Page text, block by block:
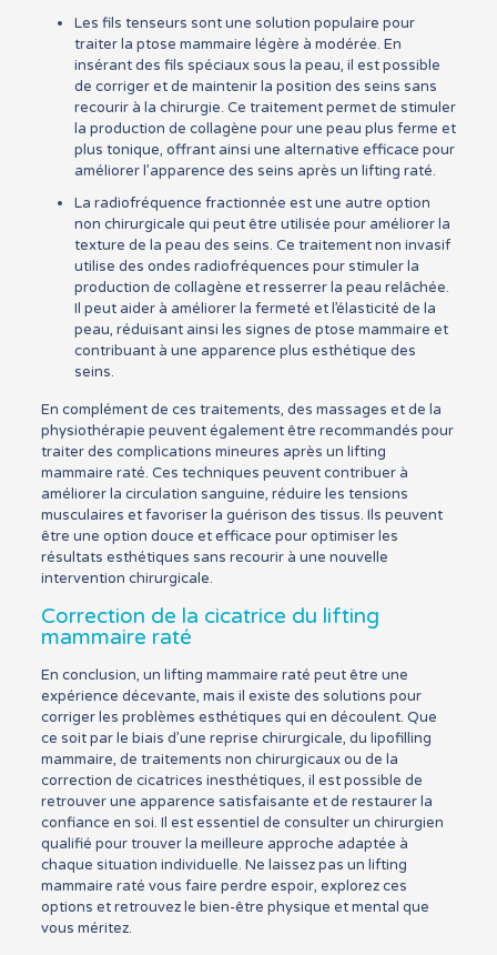
Les fils tenseurs sont une solution populaire pour
traiter la ptose mammaire légère à modérée. En
insérant des fils spéciaux sous la peau, il est possible
de corriger et de maintenir la position des seins sans
recourir à la chirurgie. Ce traitement permet de stimuler
la production de collagène pour une peau plus ferme et
plus tonique, offrant ainsi une alternative efficace pour
améliorer l’apparence des seins après un lifting raté.
La radiofréquence fractionnée est une autre option
non chirurgicale qui peut être utilisée pour améliorer la
texture de la peau des seins. Ce traitement non invasif
utilise des ondes radiofréquences pour stimuler la
production de collagène et resserrer la peau relâchée.
Il peut aider à améliorer la fermeté et l’élasticité de la
peau, réduisant ainsi les signes de ptose mammaire et
contribuant à une apparence plus esthétique des
seins.
En complément de ces traitements, des massages et de la
physiothérapie peuvent également être recommandés pour
traiter des complications mineures après un lifting
mammaire raté. Ces techniques peuvent contribuer à
améliorer la circulation sanguine, réduire les tensions
musculaires et favoriser la guérison des tissus. Ils peuvent
être une option douce et efficace pour optimiser les
résultats esthétiques sans recourir à une nouvelle
intervention chirurgicale.
Correction de la cicatrice du lifting
mammaire raté
En conclusion, un lifting mammaire raté peut être une
expérience décevante, mais il existe des solutions pour
corriger les problèmes esthétiques qui en découlent. Que
ce soit par le biais d’une reprise chirurgicale, du lipofilling
mammaire, de traitements non chirurgicaux ou de la
correction de cicatrices inesthétiques, il est possible de
retrouver une apparence satisfaisante et de restaurer la
confiance en soi. Il est essentiel de consulter un chirurgien
qualifié pour trouver la meilleure approche adaptée à
chaque situation individuelle. Ne laissez pas un lifting
mammaire raté vous faire perdre espoir, explorez ces
options et retrouvez le bien-être physique et mental que
vous méritez.